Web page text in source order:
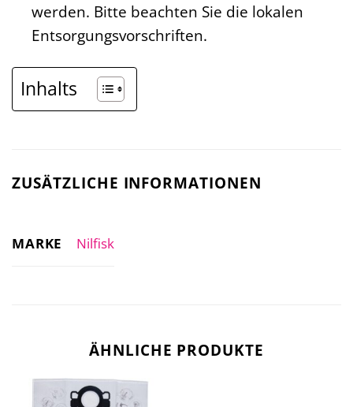
werden. Bitte beachten Sie die lokalen
Entsorgungsvorschriften.
Inhalts
ZUSÄTZLICHE INFORMATIONEN
MARKE Nilfisk
ÄHNLICHE PRODUKTE